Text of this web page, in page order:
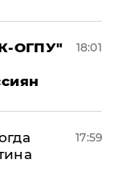
ОГПУ"
18:01
17:59